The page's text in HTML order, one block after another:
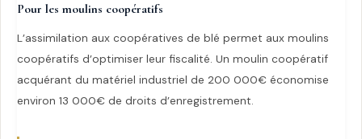
Pour les moulins coopératifs
L’assimilation aux coopératives de blé permet aux moulins
coopératifs d’optimiser leur fiscalité. Un moulin coopératif
acquérant du matériel industriel de 200 000€ économise
environ 13 000€ de droits d’enregistrement.